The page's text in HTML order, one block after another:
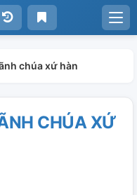
chúa xứ hàn
CHÚA XỨ